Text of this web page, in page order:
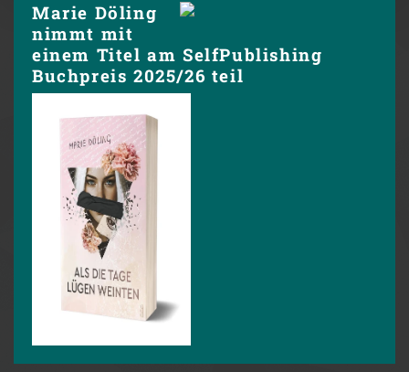
Marie Döling
nimmt mit
einem Titel am SelfPublishing
Buchpreis 2025/26 teil